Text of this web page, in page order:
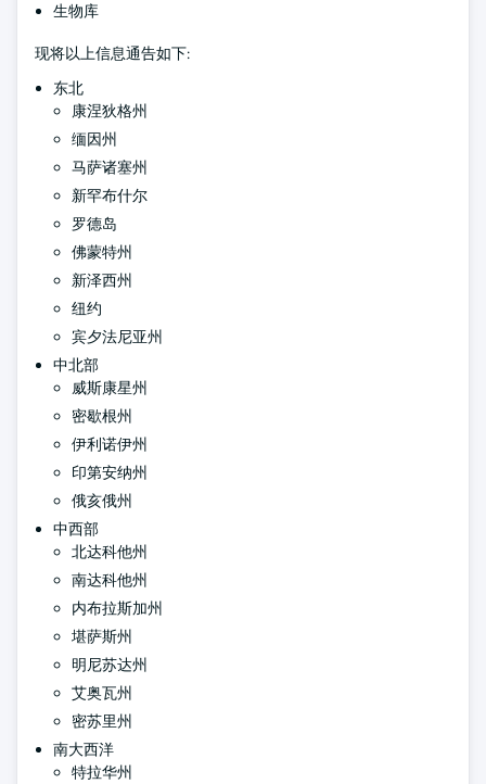
生物库
现将以上信息通告如下:
东北
康涅狄格州
缅因州
马萨诸塞州
新罕布什尔
罗德岛
佛蒙特州
新泽西州
纽约
宾夕法尼亚州
中北部
威斯康星州
密歇根州
伊利诺伊州
印第安纳州
俄亥俄州
中西部
北达科他州
南达科他州
内布拉斯加州
堪萨斯州
明尼苏达州
艾奥瓦州
密苏里州
南大西洋
特拉华州